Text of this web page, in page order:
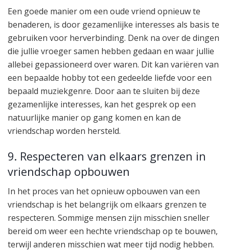
Een goede manier om een oude vriend opnieuw te
benaderen, is door gezamenlijke interesses als basis te
gebruiken voor herverbinding. Denk na over de dingen
die jullie vroeger samen hebben gedaan en waar jullie
allebei gepassioneerd over waren. Dit kan variëren van
een bepaalde hobby tot een gedeelde liefde voor een
bepaald muziekgenre. Door aan te sluiten bij deze
gezamenlijke interesses, kan het gesprek op een
natuurlijke manier op gang komen en kan de
vriendschap worden hersteld.
9. Respecteren van elkaars grenzen in
vriendschap opbouwen
In het proces van het opnieuw opbouwen van een
vriendschap is het belangrijk om elkaars grenzen te
respecteren. Sommige mensen zijn misschien sneller
bereid om weer een hechte vriendschap op te bouwen,
terwijl anderen misschien wat meer tijd nodig hebben.